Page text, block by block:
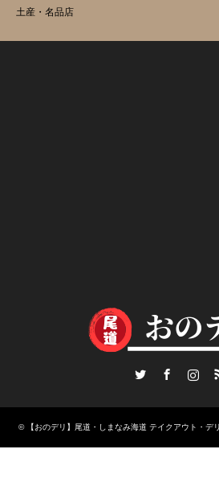
土産・名品店
RSS
© 【おのデリ】尾道・しまなみ海道 テイクアウト・デ